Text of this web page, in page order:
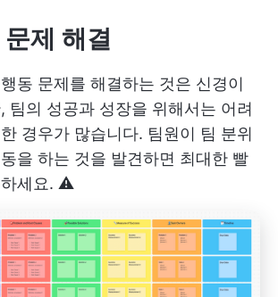
제 해결
동 문제를 해결하는 것은 신경이
팀의 성공과 성장을 위해서는 어려
경우가 많습니다. 팀원이 팀 분위
을 하는 것을 발견하면 최대한 빨
하세요. ⚠️